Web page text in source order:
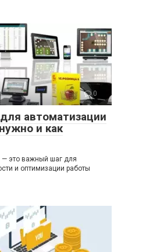
0
автоматизации
и как
— это важный шаг для
и оптимизации работы